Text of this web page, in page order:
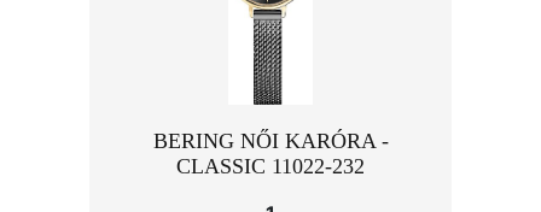
BERING NŐI KARÓRA -
CLASSIC 11022-232